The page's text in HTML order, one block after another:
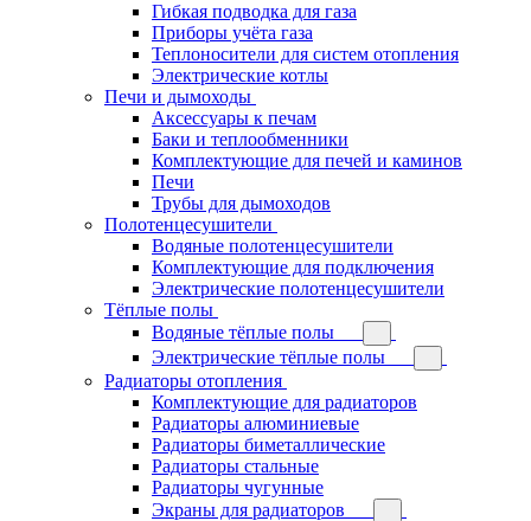
Гибкая подводка для газа
Приборы учёта газа
Теплоносители для систем отопления
Электрические котлы
Печи и дымоходы
Аксессуары к печам
Баки и теплообменники
Комплектующие для печей и каминов
Печи
Трубы для дымоходов
Полотенцесушители
Водяные полотенцесушители
Комплектующие для подключения
Электрические полотенцесушители
Тёплые полы
Водяные тёплые полы
Электрические тёплые полы
Радиаторы отопления
Комплектующие для радиаторов
Радиаторы алюминиевые
Радиаторы биметаллические
Радиаторы стальные
Радиаторы чугунные
Экраны для радиаторов